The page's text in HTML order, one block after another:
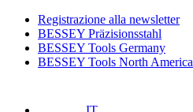
Registrazione alla newsletter
BESSEY Präzisionsstahl
BESSEY Tools Germany
BESSEY Tools North America